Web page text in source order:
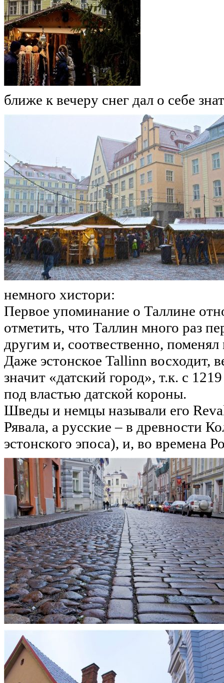
ближе к вечеру снег дал о себе
немного хистори:
Первое упоминание о Таллине
отметить, что Таллин много раз
другим и, соотвественно,
Даже эстонское Tallinn восходит,
значит «датский город», т.к. с
под властью датской короны.
Шведы и немцы называли его
Рявала, а русские – в древности
эстонского эпоса), и, во времена